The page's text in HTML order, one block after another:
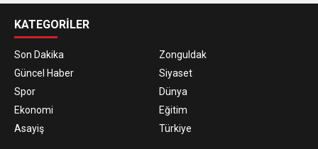
KATEGORİLER
Son Dakika
Zonguldak
Güncel Haber
Siyaset
Spor
Dünya
Ekonomi
Eğitim
Asayiş
Türkiye